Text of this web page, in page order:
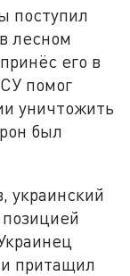
поступил
лесном
его в
помог
уничтожить
был
украинский
притащил